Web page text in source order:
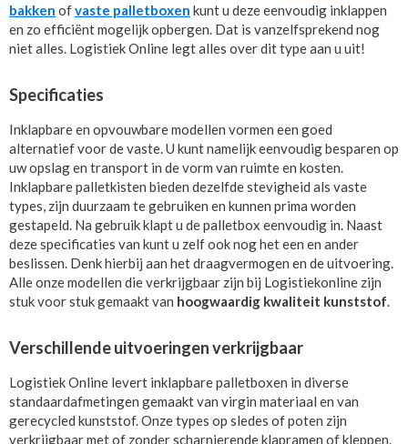
bakken ofvaste palletboxen kunt u deze eenvoudig inklappen
en zo efficiënt mogelijk opbergen. Dat is vanzelfsprekend nog
niet alles. Logistiek Online legt alles over dit type aan u uit!
Specificaties
Inklapbare en opvouwbare modellen vormen een goed
alternatief voor de vaste. U kunt namelijk eenvoudig besparen op
uw opslag en transport in de vorm van ruimte en kosten.
Inklapbare palletkisten bieden dezelfde stevigheid als vaste
types, zijn duurzaam te gebruiken en kunnen prima worden
gestapeld. Na gebruik klapt u de palletbox eenvoudig in. Naast
deze specificaties van kunt u zelf ook nog het een en ander
beslissen. Denk hierbij aan het draagvermogen en de uitvoering.
Alle onze modellen die verkrijgbaar zijn bij Logistiekonline zijn
stuk voor stuk gemaakt van hoogwaardig kwaliteit kunststof
Verschillende uitvoeringen verkrijgbaar
Logistiek Online levert inklapbare palletboxen in diverse
standaardafmetingen gemaakt van virgin materiaal en van
gerecycled kunststof. Onze types op sledes of poten zijn
verkrijgbaar met of zonder scharnierende klapramen of kleppen.